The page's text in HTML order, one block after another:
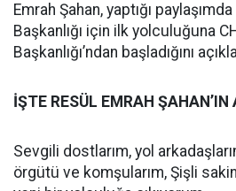
Emrah Şahan, yaptığı
Başkanlığı için ilk yolculuğuna
Başkanlığı’ndan başladığını
İŞTE RESÜL EMRAH
Sevgili dostlarım, yol
örgütü ve komşularım, Şişli